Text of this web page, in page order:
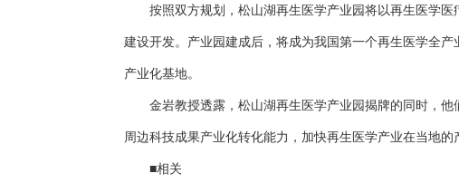
按照双方规划，松山湖再生医学产业园将以再生医学
建设开发。产业园建成后，将成为我国第一个再生医学全
产业化基地。
金岩教授透露，松山湖再生医学产业园揭牌的同时，
周边科技成果产业化转化能力，加快再生医学产业在当地的
■相关